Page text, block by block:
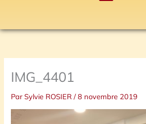
IMG_4401
ParSylvie ROSIER/8 novembre 2019